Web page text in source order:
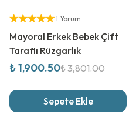
Yetkili Satıcı
1 Yorum
Mayoral Erkek Bebek Çift
Taraflı Rüzgarlık
₺ 1,900.50₺ 3,801.00
Sepete Ekle